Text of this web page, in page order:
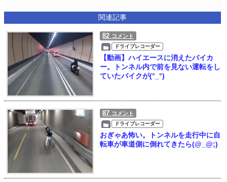
関連記事
82 コメント
ドライブレコーダー
【動画】ハイエースに消えたバイカ
ー。トンネル内で前を見ない運転をし
ていたバイクが(°_°)
87 コメント
ドライブレコーダー
おぎゃあ怖い。トンネルを走行中に自
転車が車道側に倒れてきたら(@_@;)